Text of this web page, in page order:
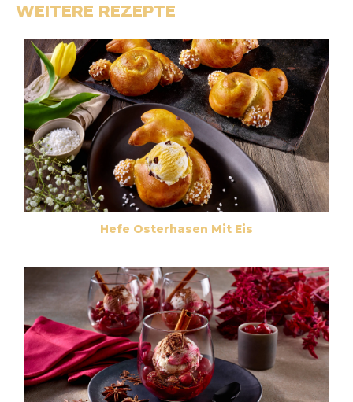
WEITERE REZEPTE
Hefe Osterhasen Mit Eis